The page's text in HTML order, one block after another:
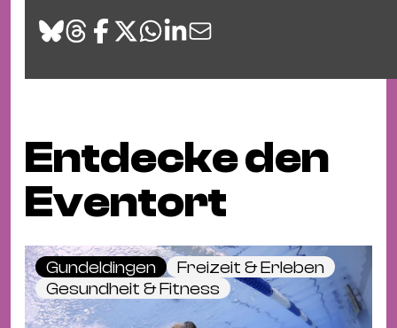
Entdecke den
Eventort
Gundeldingen
Freizeit & Erleben
Gesundheit & Fitness